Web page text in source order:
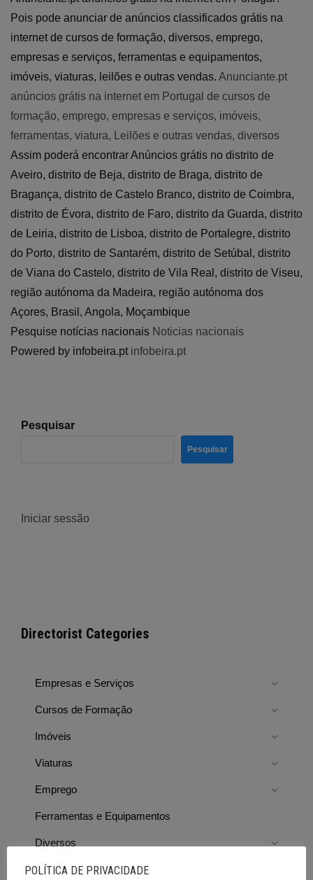
Pois pode anunciar de anúncios classificados grátis na
internet de cursos de formação, diversos, emprego,
empresas e serviços, ferramentas e equipamentos,
imóveis, viaturas, leilões e outras vendas. Anunciante.pt
anúncios grátis na internet em Portugal de cursos de
formação, emprego, empresas e serviços, imóveis,
ferramentas, viatura, Leilões e outras vendas, diversos
Assim poderá encontrar Anúncios grátis no distrito de
Aveiro, distrito de Beja, distrito de Braga, distrito de
Bragança, distrito de Castelo Branco, distrito de Coimbra,
distrito de Évora, distrito de Faro, distrito da Guarda, distrito
de Leiria, distrito de Lisboa, distrito de Portalegre, distrito
do Porto, distrito de Santarém, distrito de Setúbal, distrito
de Viana do Castelo, distrito de Vila Real, distrito de Viseu,
região autónoma da Madeira, região autónoma dos
Açores, Brasil, Angola, Moçambique
Pesquise notícias nacionais Noticias nacionais
Powered by infobeira.pt infobeira.pt
Pesquisar
Pesquisar
Iniciar sessão
Directorist Categories
Empresas e Serviços
Cursos de Formação
Imóveis
Viaturas
Emprego
Ferramentas e Equipamentos
Diversos
Leilões e outras vendas
POLÍTICA DE PRIVACIDADE